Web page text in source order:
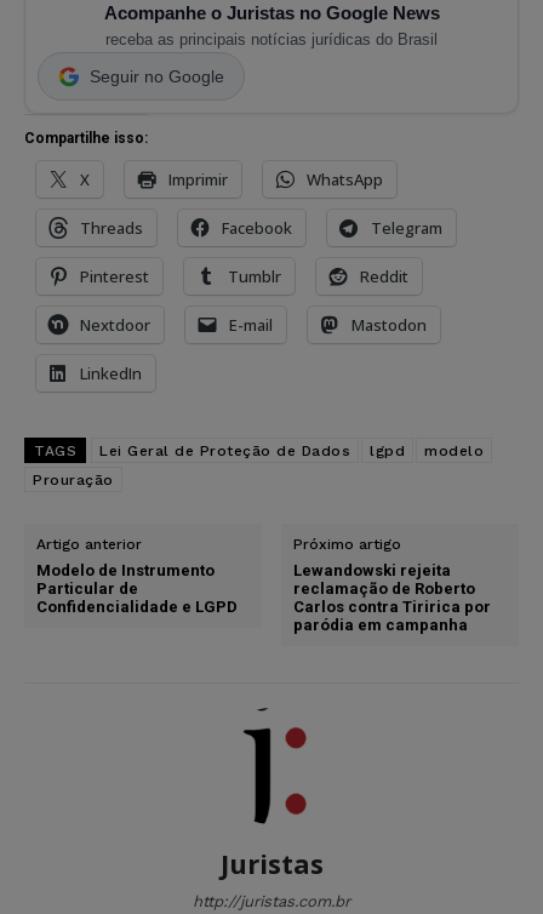
Acompanhe o Juristas no Google News
receba as principais notícias jurídicas do Brasil
Seguir no Google
Compartilhe isso:
X Imprimir WhatsApp
Threads Facebook Telegram
Pinterest Tumblr Reddit
Nextdoor E-mail Mastodon
LinkedIn
TAGS Lei Geral de Proteção de Dados lgpd
modelo
Prouração
Artigo anterior
Modelo de Instrumento
Particular de
Confidencialidade e LGPD
Próximo artigo
Lewandowski rejeita
reclamação de Roberto
Carlos contra Tiririca por
paródia em campanha
Juristas
http://juristas.com.br